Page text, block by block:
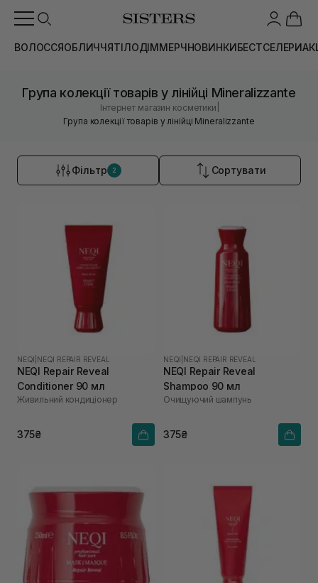
ВОЛОССЯОБЛИЧЧЯТІЛОДІММЕРЧНОВИНКИБЕСТСЕЛЕРИ
Група колекції товарів у лінійці Mineralizzante
Інтернет магазин косметики
Група колекції товарів у лінійці Mineralizzante
Фільтр 2 Сортувати
NEQI NEQI REPAIR REVEAL
NEQI Repair Reveal
Conditioner 90 мл
Живильний кондиціонер
375₴
NEQI NEQI REPAIR REVEAL
NEQI Repair Reveal
Shampoo 90 мл
Очищуючий шампунь
375₴